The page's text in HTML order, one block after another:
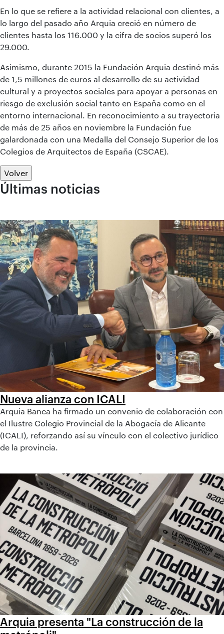
En lo que se refiere a la actividad relacional con clientes, a
lo largo del pasado año Arquia creció en número de
clientes hasta los 116.000 y la cifra de socios superó los
29.000.
Asimismo, durante 2015 la Fundación Arquia destinó más
de 1,5 millones de euros al desarrollo de su actividad
cultural y a proyectos sociales para apoyar a personas en
riesgo de exclusión social tanto en España como en el
entorno internacional. En reconocimiento a su trayectoria
de más de 25 años en noviembre la Fundación fue
galardonada con una Medalla del Consejo Superior de los
Colegios de Arquitectos de España (CSCAE).
Volver
Últimas noticias
Nueva alianza con ICALI
Arquia Banca ha firmado un convenio de colaboración con
el Ilustre Colegio Provincial de la Abogacía de Alicante
(ICALI), reforzando así su vínculo con el colectivo jurídico
de la provincia.
Arquia presenta "La construcción de la